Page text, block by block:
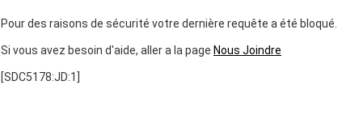
Pour des raisons de sécurité votre dernière requête a été bloqué.
Si vous avez besoin d'aide, aller a la page Nous Joindre
[SDC5178:JD:1]